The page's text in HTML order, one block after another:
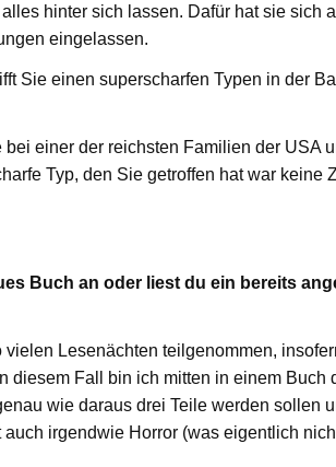
hinter sich lassen. Dafür hat sie sich
eingelassen.
Sie einen superscharfen Typen in der
einer der reichsten Familien der USA
Typ, den Sie getroffen hat war keine
Buch an oder liest du ein bereits
vielen Lesenächten teilgenommen,
diesem Fall bin ich mitten in einem Buch
wie daraus drei Teile werden sollen
irgendwie Horror (was eigentlich